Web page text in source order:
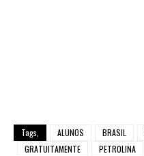
Tags, ALUNOS BRASIL
GRATUITAMENTE
PETROLINA